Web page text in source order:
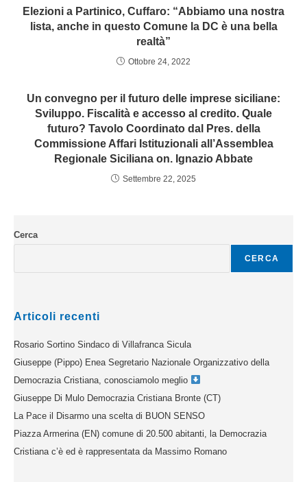
Elezioni a Partinico, Cuffaro: “Abbiamo una nostra
lista, anche in questo Comune la DC è una bella
realtà”
Ottobre 24, 2022
Un convegno per il futuro delle imprese siciliane:
Sviluppo. Fiscalità e accesso al credito. Quale
futuro? Tavolo Coordinato dal Pres. della
Commissione Affari Istituzionali all’Assemblea
Regionale Siciliana on. Ignazio Abbate
Settembre 22, 2025
Cerca
CERCA
Articoli recenti
Rosario Sortino Sindaco di Villafranca Sicula
Giuseppe (Pippo) Enea Segretario Nazionale Organizzativo della
Democrazia Cristiana, conosciamolo meglio
Giuseppe Di Mulo Democrazia Cristiana Bronte (CT)
La Pace il Disarmo una scelta di BUON SENSO
Piazza Armerina (EN) comune di 20.500 abitanti, la Democrazia
Cristiana c’è ed è rappresentata da Massimo Romano